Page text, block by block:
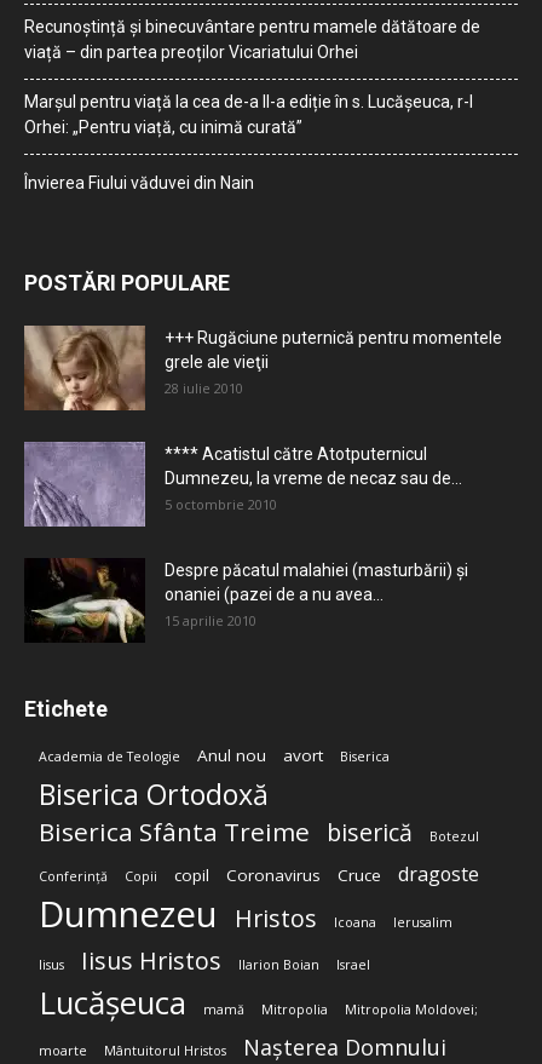
Recunoștință și binecuvântare pentru mamele dătătoare de
viață – din partea preoților Vicariatului Orhei
Marșul pentru viață la cea de-a II-a ediție în s. Lucășeuca, r-l
Orhei: „Pentru viață, cu inimă curată”
Învierea Fiului văduvei din Nain
POSTĂRI POPULARE
+++ Rugăciune puternică pentru momentele
grele ale vieţii
28 iulie 2010
**** Acatistul către Atotputernicul
Dumnezeu, la vreme de necaz sau de...
5 octombrie 2010
Despre păcatul malahiei (masturbării) şi
onaniei (pazei de a nu avea...
15 aprilie 2010
Etichete
Academia de Teologie Anul nou avort Biserica
Biserica Ortodoxă
Biserica Sfânta Treime biserică Botezul
Conferință Copii copil Coronavirus Cruce dragoste
Dumnezeu Hristos Icoana Ierusalim
Iisus Iisus Hristos Ilarion Boian Israel
Lucășeuca mamă Mitropolia Mitropolia Moldovei;
moarte Mântuitorul Hristos Nașterea Domnului